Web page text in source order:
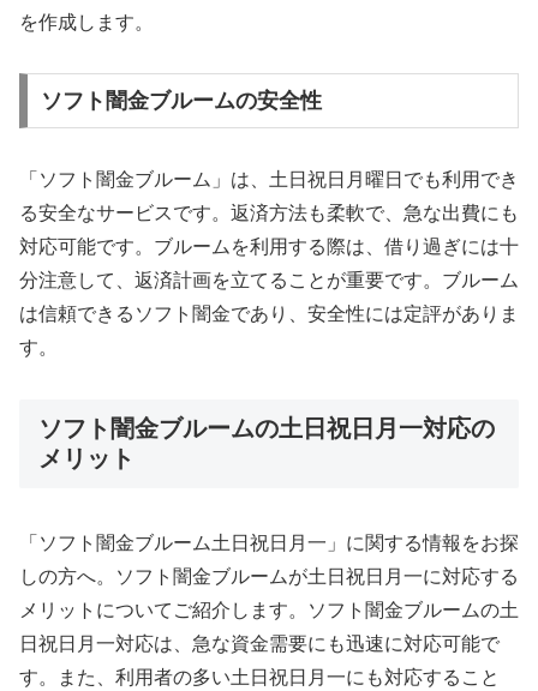
を作成します。
ソフト闇金ブルームの安全性
「ソフト闇金ブルーム」は、土日祝日月曜日でも利用でき
る安全なサービスです。返済方法も柔軟で、急な出費にも
対応可能です。ブルームを利用する際は、借り過ぎには十
分注意して、返済計画を立てることが重要です。ブルーム
は信頼できるソフト闇金であり、安全性には定評がありま
す。
ソフト闇金ブルームの土日祝日月一対応の
メリット
「ソフト闇金ブルーム土日祝日月一」に関する情報をお探
しの方へ。ソフト闇金ブルームが土日祝日月一に対応する
メリットについてご紹介します。ソフト闇金ブルームの土
日祝日月一対応は、急な資金需要にも迅速に対応可能で
す。また、利用者の多い土日祝日月一にも対応すること